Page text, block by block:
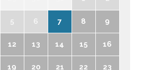
5 6 7 8 9
12 13 14 15 16
19 20 21 22 23